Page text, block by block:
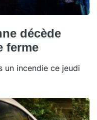
décède
ferme
un incendie ce jeudi